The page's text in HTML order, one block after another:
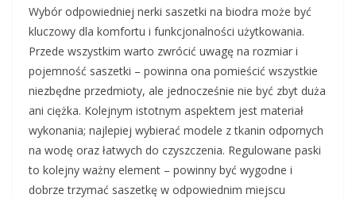
Wybór odpowiedniej nerki saszetki na biodra może być
kluczowy dla komfortu i funkcjonalności użytkowania.
Przede wszystkim warto zwrócić uwagę na rozmiar i
pojemność saszetki – powinna ona pomieścić wszystkie
niezbędne przedmioty, ale jednocześnie nie być zbyt duża
ani ciężka. Kolejnym istotnym aspektem jest materiał
wykonania; najlepiej wybierać modele z tkanin odpornych
na wodę oraz łatwych do czyszczenia. Regulowane paski
to kolejny ważny element – powinny być wygodne i
dobrze trzymać saszetkę w odpowiednim miejscu